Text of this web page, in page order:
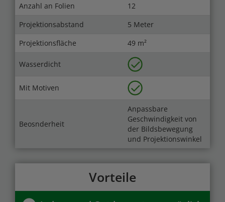
Anzahl an Folien
12
Projektionsabstand
5 Meter
Projektionsfläche
49 m²
Wasserdicht
Mit Motiven
Beosnderheit
Anpassbare
Geschwindigkeit von
der Bildsbewegung
und Projektionswinkel
Vorteile